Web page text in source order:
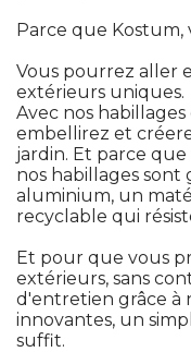
Parce que
Vous pourrez aller
extérieurs uniques.
Avec nos
embellirez et
jardin. Et parce
nos habillages sont
aluminium, un
recyclable qui
Et pour que vous
extérieurs, sans
d'entretien grâce à
innovantes, un
suffit.